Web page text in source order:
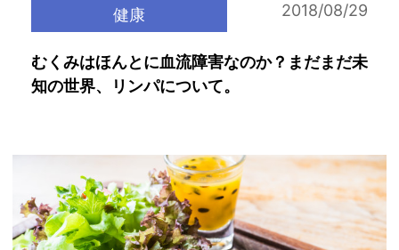
健康 2018/08/29
むくみはほんとに血流障害なのか？まだまだ未
知の世界、リンパについて。